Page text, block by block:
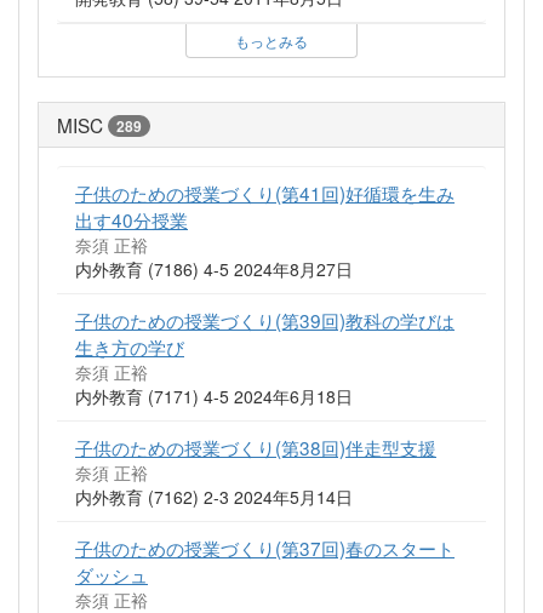
もっとみる
MISC 289
子供のための授業づくり(第41回)好循環を生み
出す40分授業
奈須 正裕
内外教育 (7186) 4-5 2024年8月27日
子供のための授業づくり(第39回)教科の学びは
生き方の学び
奈須 正裕
内外教育 (7171) 4-5 2024年6月18日
子供のための授業づくり(第38回)伴走型支援
奈須 正裕
内外教育 (7162) 2-3 2024年5月14日
子供のための授業づくり(第37回)春のスタート
ダッシュ
奈須 正裕